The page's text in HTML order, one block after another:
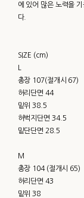
에 있어 많은 노력을 기
다.
SIZE (cm)
총장 107(절개시 67)
허리단면 44
밑위 38.5
허벅지단면 34.5
밑단단면 28.5
M
총장 104 (절개시 65)
허리단면 43
밑위 38